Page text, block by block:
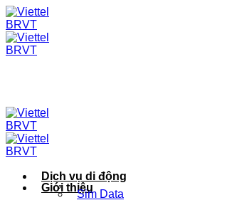
Skip
to
content
Giới thiệu
Dịch vụ di động
Sim Data